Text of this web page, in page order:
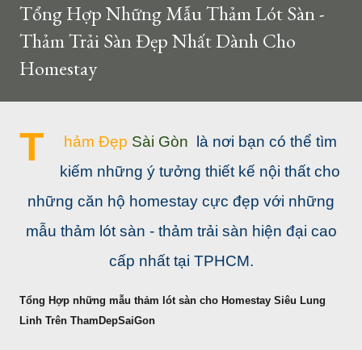
Tổng Hợp Những Mẫu Thảm Lót Sàn -
Thảm Trải Sàn Đẹp Nhất Dành Cho
Homestay
T hảm Đẹp Sài Gòn là nơi bạn có thể tìm
kiếm những ý tưởng thiết kế nội thất cho
những căn hộ homestay cực đẹp với những
mẫu thảm lót sàn - thảm trải sàn hiện đại cao
cấp nhất tại TPHCM.
Tổng Hợp những mẫu thảm lót sàn cho Homestay Siêu Lung
Linh Trên ThamDepSaiGon